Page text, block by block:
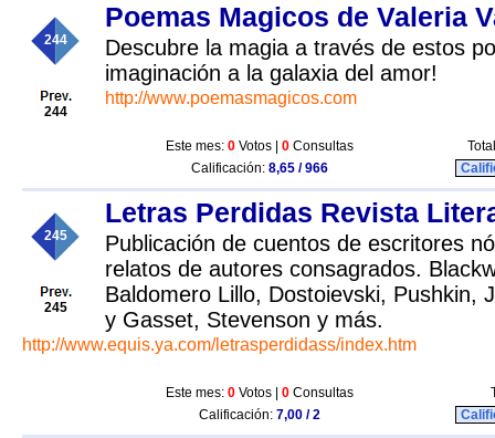
244
244
Poemas Magicos de Valeria
Descubre la magia a través de estos
imaginación a la galaxia del amor!
http://www.poemasmagicos.com
Este mes: 0 Votos | 0 Consultas
Calificación: 8,65 / 966
245
245
Letras Perdidas Revista
Publicación de cuentos de escritores
relatos de autores consagrados.
Baldomero Lillo, Dostoievski, Pushkin,
y Gasset, Stevenson y más.
http://www.equis.ya.com/letrasperdidass/index.htm
Este mes: 0 Votos | 0 Consultas
Calificación: 7,00 / 2